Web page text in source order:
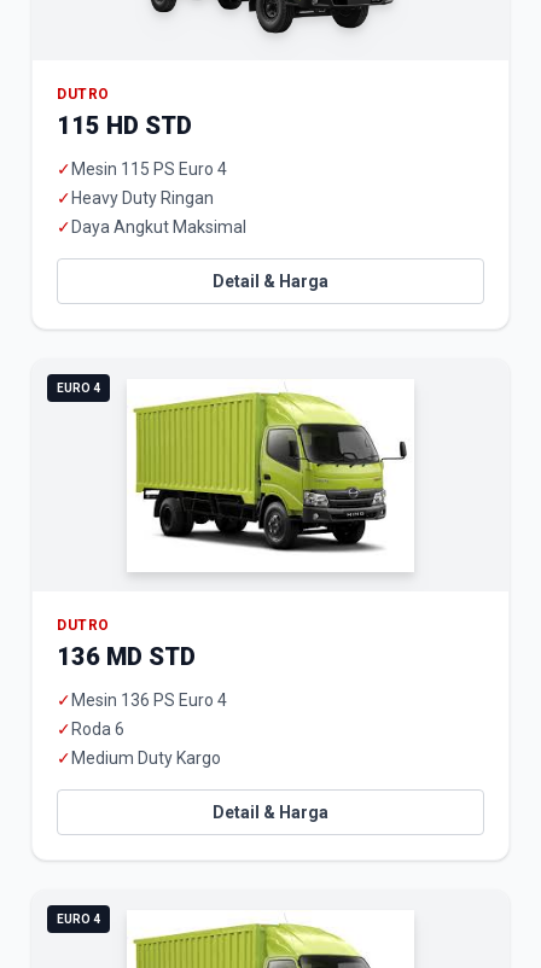
DUTRO
115 HD STD
✓ Mesin 115 PS Euro 4
✓ Heavy Duty Ringan
✓ Daya Angkut Maksimal
Detail & Harga
EURO 4
DUTRO
136 MD STD
✓ Mesin 136 PS Euro 4
✓ Roda 6
✓ Medium Duty Kargo
Detail & Harga
EURO 4